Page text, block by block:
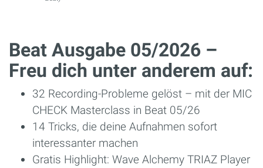
Beat Ausgabe 05/2026 –
Freu dich unter anderem auf:
32 Recording-Probleme gelöst – mit der MIC
CHECK Masterclass in Beat 05/26
14 Tricks, die deine Aufnahmen sofort
interessanter machen
Gratis Highlight: Wave Alchemy TRIAZ Player